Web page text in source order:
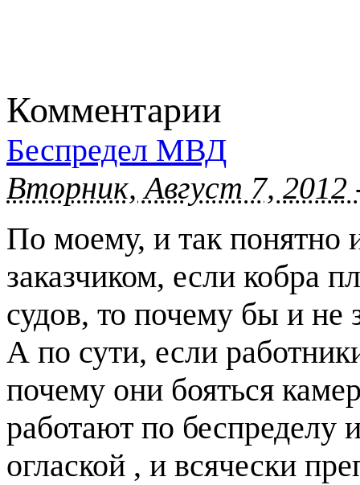
Комментарии
Беспредел МВД
Вторник, Август 7,
По моему, и так понятно
заказчиком, если кобра
судов, то почему бы и не
А по сути, если
почему они бояться
работают по беспределу
оглаской , и всячески